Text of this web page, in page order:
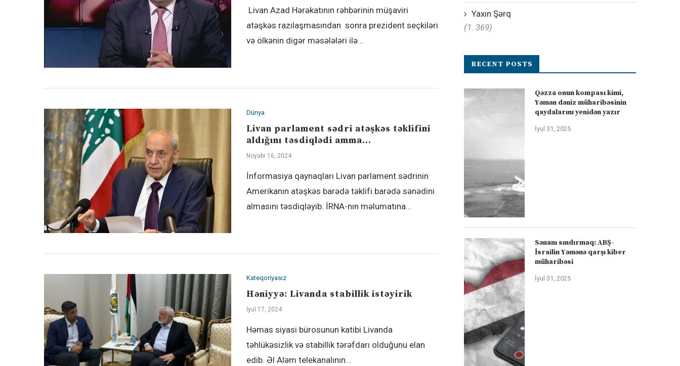
Livan Azad Hərəkatının rəhbərinin müşaviri
atəşkəs razılaşmasından sonra prezident seçkiləri
və ölkənin digər məsələləri ilə…
Dünya
Livan parlament sədri atəşkəs təklifini
aldığını təsdiqlədi amma…
Noyabr 16, 2024
İnformasiya qaynaqları Livan parlament sədrinin
Amerikanın atəşkəs barədə təklifi barədə sənədini
almasını təsdiqləyib. İRNA-nın məlumatına…
Kateqoriyasız
Həniyyə: Livanda stabillik istəyirik
İyul 17, 2024
Həmas siyasi bürosunun katibi Livanda
təhlükəsizlik və stabillik tərəfdarı olduğunu elan
edib. Əl Aləm telekanalının…
Yaxın Şərq
(1. 369)
RECENT POSTS
Qəzza onun kompası kimi,
Yəmən dəniz müharibəsinin
qaydalarını yenidən yazır
İyul 31, 2025
Sənanı sındırmaq: ABŞ-
İsrailin Yəmənə qarşı kiber
müharibəsi
İyul 31, 2025